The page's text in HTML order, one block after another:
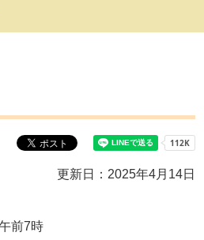
更新日：2025年4月14日
前7時